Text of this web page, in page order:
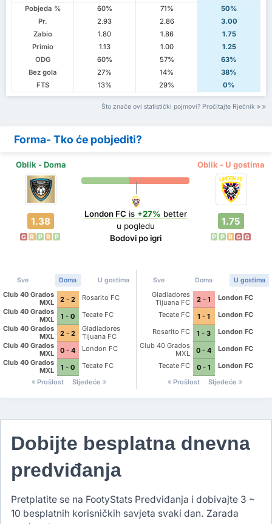
Pobjeda %
60% 71%
50%
Pr.
2.93 2.86
3.00
Zabio
1.80 1.86
1.75
Primio
1.13 1.00
1.25
ODG
60% 57%
63%
Bez gola
27% 14%
38%
FTS
13% 29% 0%
Što znače ovi statistički pojmovi? Pročitajte Rječnik
Forma- Tko će pobjediti?
Oblik - Doma Oblik - U gostima
1.38
G R P R P
London FC is +27% better
u pogledu
Bodovi po igri
1.75
P P R G G
Sve Doma U gostima
Club 40 Grados
MXL
2 - 2
Rosarito FC
Club 40 Grados
MXL
1 - 0
Tecate FC
Club 40 Grados
MXL
2 - 2
Gladiadores
Tijuana FC
Club 40 Grados
MXL
0 - 4
London FC
Club 40 Grados
MXL
1 - 0
Tecate FC
Prošlost
Sljedeće
Sve Doma U gostima
Gladiadores
Tijuana FC
2 - 1
London FC
Tecate FC
1 - 1
London FC
Rosarito FC
1 - 3
London FC
Club 40 Grados
MXL
0 - 4
London FC
Tecate FC
0 - 1
London FC
Prošlost
Sljedeće
Dobijte besplatna dnevna
predviđanja
Pretplatite se na FootyStats Predviđanja i dobivajte 3 ~
10 besplatnih korisničkih savjeta svaki dan. Zarada